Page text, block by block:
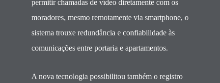
permitir chamadas de vídeo diretamente com os
moradores, mesmo remotamente via smartphone, o
sistema trouxe redundância e confiabilidade às
comunicações entre portaria e apartamentos.
A nova tecnologia possibilitou também o registro